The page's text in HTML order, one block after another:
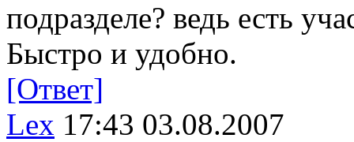
подразделе? ведь есть
Быстро и удобно.
[Ответ]
Lex 17:43 03.08.2007